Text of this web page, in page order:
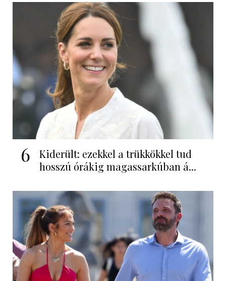
6
Kiderült: ezekkel a trükkökkel tud
hosszú órákig magassarkúban á...